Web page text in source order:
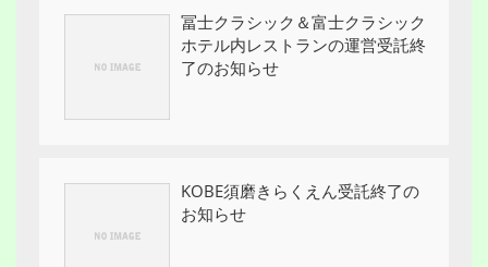
冨士クラシック＆富士クラシック
ホテル内レストランの運営受託終
了のお知らせ
KOBE須磨きらくえん受託終了の
お知らせ